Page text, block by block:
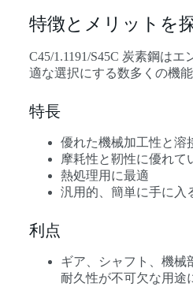
特徴とメリットを
C45/1.1191/S45C 炭素鋼は
適な選択にする数多くの機
特長
優れた機械加工性と溶
摩耗性と靭性に優れて
熱処理用に最適
汎用的、簡単に手に入
利点
ギア、シャフト、機械
耐久性が不可欠な用途